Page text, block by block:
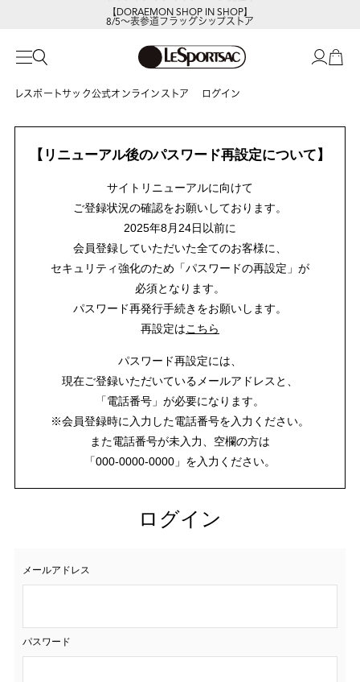
【DORAEMON SHOP IN SHOP】
8/5～表参道フラッグシップストア
レスポートサック公式オンラインストア ログイン
【リニューアル後のパスワード再設定について】
サイトリニューアルに向けて
ご登録状況の確認をお願いしております。
2025年8月24日以前に
会員登録していただいた全てのお客様に、
セキュリティ強化のため「パスワードの再設定」が
必須となります。
パスワード再発行手続きをお願いします。
再設定はこちら
パスワード再設定には、
現在ご登録いただいているメールアドレスと、
「電話番号」が必要になります。
※会員登録時に入力した電話番号を入力ください。
また電話番号が未入力、空欄の方は
「000-0000-0000」を入力ください。
ログイン
メールアドレス
パスワード